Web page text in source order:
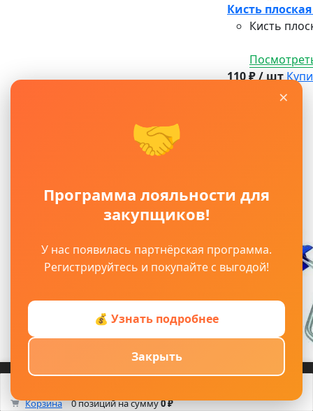
Кисть
Кисть
110 ₽ / шт
В наличии
Ручка для
×
🤝
Программа лояльности для
закупщиков!
У нас появилась партнёрская программа.
Регистрируйтесь и покупайте с выгодой!
💰 Узнать подробнее
Закрыть
Корзина 0 позицийна сумму0 ₽
Каталог Смотрели Max/TG
Корзина
0